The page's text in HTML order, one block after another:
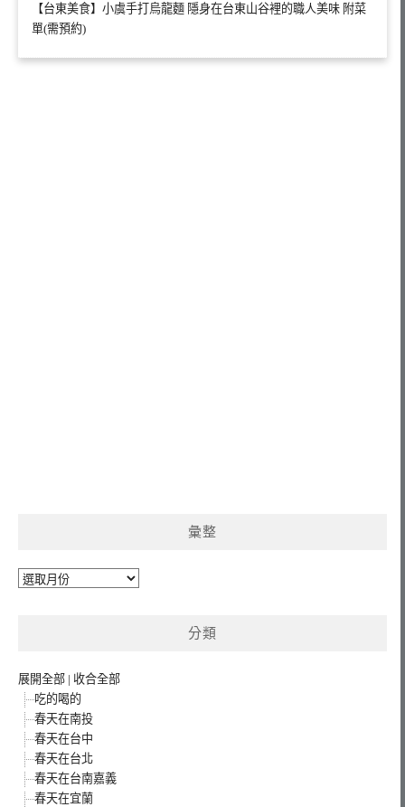
【台東美食】小虞手打烏龍麵 隱身在台東山谷裡的職人美味 附菜
單(需預約)
彙整
彙
分類
展開全部 | 收合全部
吃的喝的
春天在南投
春天在台中
春天在台北
春天在台南嘉義
春天在宜蘭